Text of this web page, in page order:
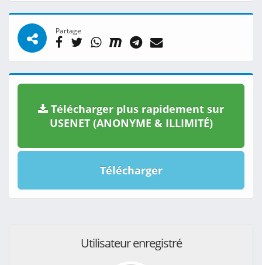
Partage
Télécharger plus rapidement sur
USENET (ANONYME & ILLIMITÉ)
Télécharger
Utilisateur enregistré